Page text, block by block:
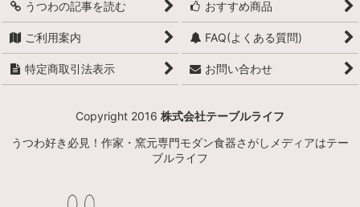
うつわの記事を読む おすすめ商品
ご利用案内 FAQ(よくある質問)
特定商取引法表示 お問い合わせ
Copyright 2016 株式会社テーブルライフ
うつわ好き必見！作家・窯元専門モダン食器さがしメディアはテー
ブルライフ